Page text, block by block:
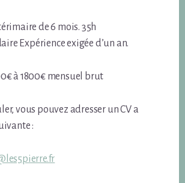
de 6 mois. 35h
Expérience exigée d’un an.
à 1800€ mensuel brut
vous pouvez adresser un CV a
: